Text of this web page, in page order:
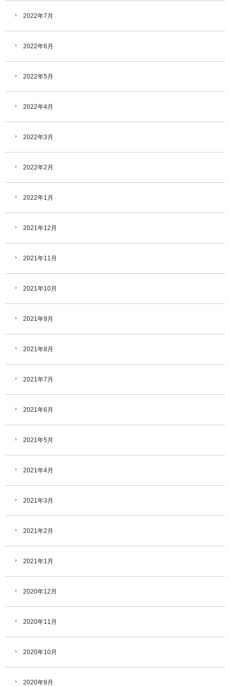
2022年7月
2022年6月
2022年5月
2022年4月
2022年3月
2022年2月
2022年1月
2021年12月
2021年11月
2021年10月
2021年9月
2021年8月
2021年7月
2021年6月
2021年5月
2021年4月
2021年3月
2021年2月
2021年1月
2020年12月
2020年11月
2020年10月
2020年9月